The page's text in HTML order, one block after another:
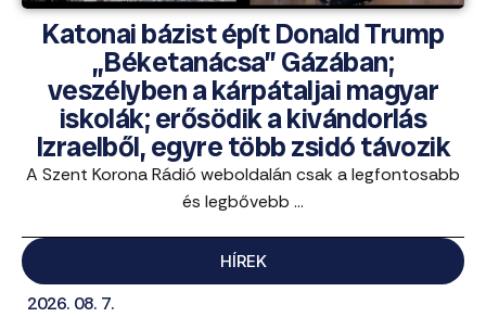
Katonai bázist épít Donald Trump
„Béketanácsa” Gázában;
veszélyben a kárpátaljai magyar
iskolák; erősödik a kivándorlás
Izraelből, egyre több zsidó távozik
A Szent Korona Rádió weboldalán csak a legfontosabb
és legbővebb ...
HÍREK
2026. 08. 7.